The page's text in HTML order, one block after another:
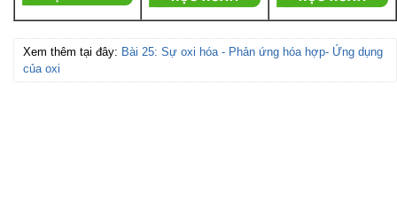
Xem thêm tại đây: Bài 25: Sự oxi hóa - Phản ứng hóa hợp- Ứng dụng
của oxi